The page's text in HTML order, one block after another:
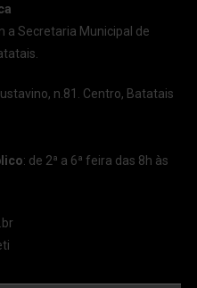
a Secretaria Municipal de
n.81. Centro, Batatais
: de 2ª a 6ª feira das 8h às